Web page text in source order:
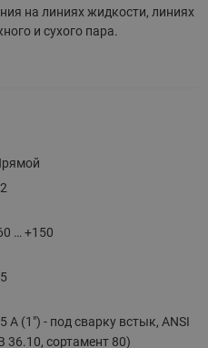
на линиях жидкости, линиях
и сухого пара.
… +150
A (1") - под сварку встык, ANSI
36.10, сортамент 80)